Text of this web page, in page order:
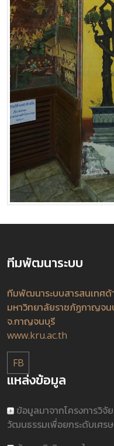
ทีมพัฒนาระบบ
ทีมพัฒนาระบบสารสนเทศ
มหาวิทยาลัยราชภัฏกาญจน
จ.กาญจนบุรี
www.kru.ac.th
FB
แหล่งข้อมูล
ข้อมูลมาจากโครงการวิจั
วัฒนธรรมเพื่อยกระดับเศร